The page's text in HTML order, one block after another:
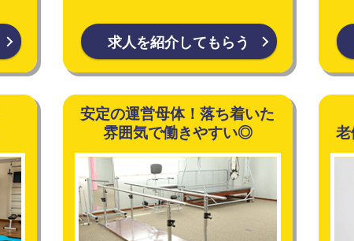
求人を紹介してもらう
安定の運営母体！落ち着いた
雰囲気で働きやすい◎
老